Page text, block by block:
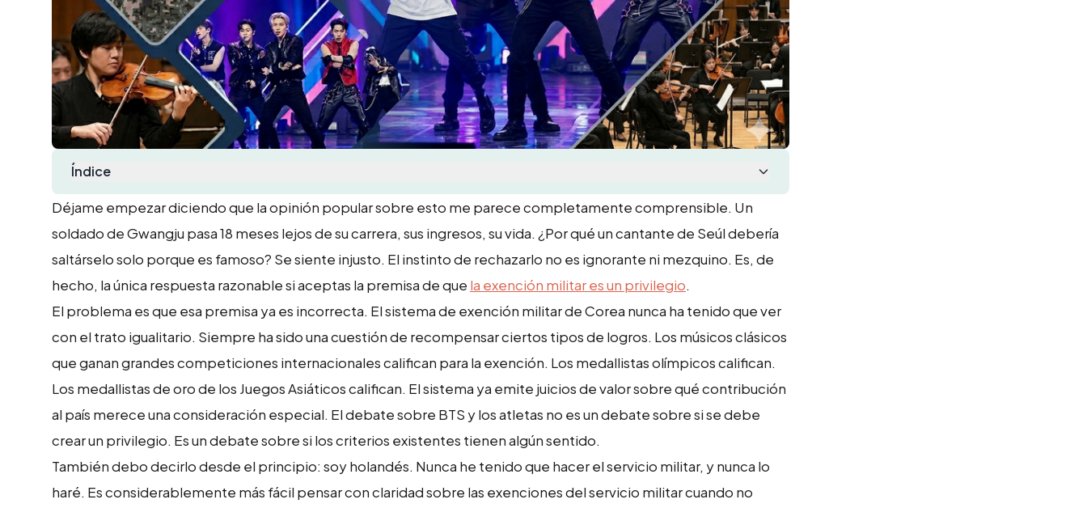
Índice
Déjame empezar diciendo que la opinión popular sobre esto me parece completamente comprensible. Un
soldado de Gwangju pasa 18 meses lejos de su carrera, sus ingresos, su vida. ¿Por qué un cantante de Seúl debería
saltárselo solo porque es famoso? Se siente injusto. El instinto de rechazarlo no es ignorante ni mezquino. Es, de
hecho, la única respuesta razonable si aceptas la premisa de que la exención militar es un privilegio.
El problema es que esa premisa ya es incorrecta. El sistema de exención militar de Corea nunca ha tenido que ver
con el trato igualitario. Siempre ha sido una cuestión de recompensar ciertos tipos de logros. Los músicos clásicos
que ganan grandes competiciones internacionales califican para la exención. Los medallistas olímpicos califican.
Los medallistas de oro de los Juegos Asiáticos califican. El sistema ya emite juicios de valor sobre qué contribución
al país merece una consideración especial. El debate sobre BTS y los atletas no es un debate sobre si se debe
crear un privilegio. Es un debate sobre si los criterios existentes tienen algún sentido.
También debo decirlo desde el principio: soy holandés. Nunca he tenido que hacer el servicio militar, y nunca lo
haré. Es considerablemente más fácil pensar con claridad sobre las exenciones del servicio militar cuando no